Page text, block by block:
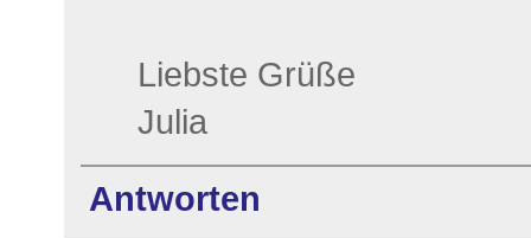
Liebste Grüße
Julia
Antworten